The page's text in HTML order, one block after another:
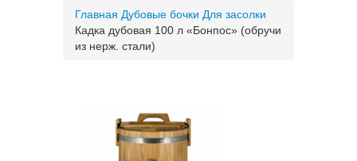
Главная Дубовые бочки Для засолки
Кадка дубовая 100 л «Бонпос» (обручи
из нерж. стали)